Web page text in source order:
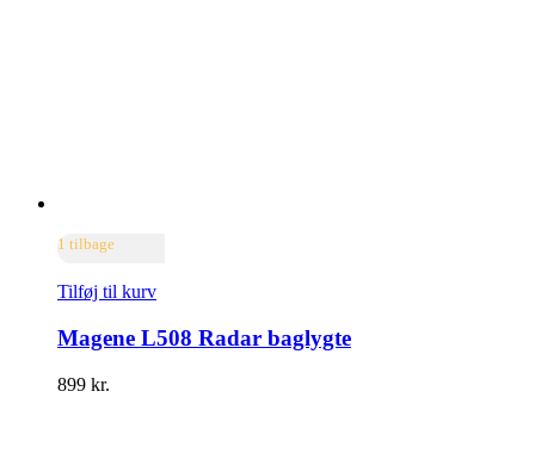
1 tilbage
Tilføj til kurv
Magene L508 Radar baglygte
899 kr.